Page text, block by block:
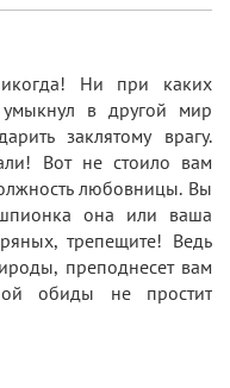
Ни при каких
умыкнул в другой мир
заклятому врагу.
Вот не стоило вам
любовницы. Вы
она или ваша
трепещите! Ведь
преподнесет вам
обиды не простит